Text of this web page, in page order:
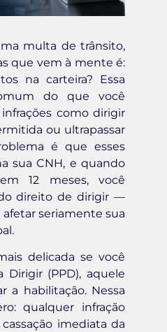
multa de trânsito,
que vem à mente é:
na carteira? Essa
do que você
como dirigir
ou ultrapassar
é que esses
sua CNH, e quando
12 meses, você
direito de dirigir —
seriamente sua
delicada se você
Dirigir (PPD), aquele
a habilitação. Nessa
qualquer infração
imediata da